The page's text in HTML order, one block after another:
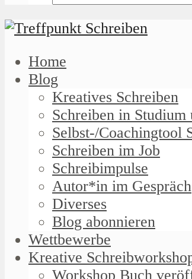
Home
Blog
Kreatives Schreiben
Schreiben in Studium
Selbst-/Coachingtool
Schreiben im Job
Schreibimpulse
Autor*in im Gespräch
Diverses
Blog abonnieren
Wettbewerbe
Kreative
Workshop Buch